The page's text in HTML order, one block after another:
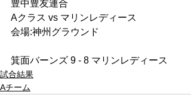
豊中豊友連合
Aクラス vs マリンレディース
会場:神州グラウンド
箕面バーンズ 9 - 8 マリンレディース
試合結果
Aチーム